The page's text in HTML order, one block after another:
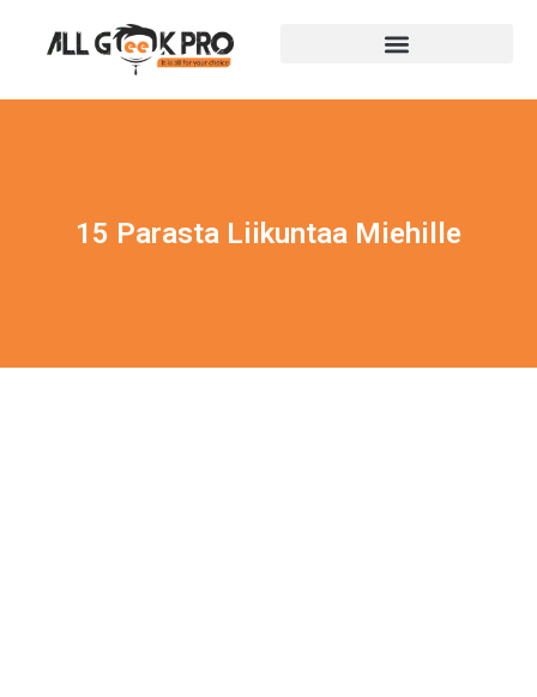
15 Parasta Liikuntaa Miehille